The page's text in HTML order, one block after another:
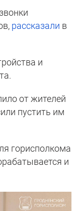
рассказали в
и
от жителей
пустить им
горисполкома
и